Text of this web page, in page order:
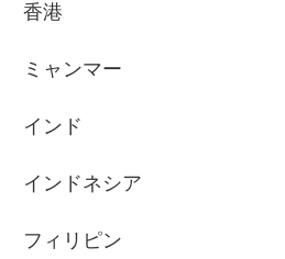
香港
ミャンマー
インド
インドネシア
フィリピン